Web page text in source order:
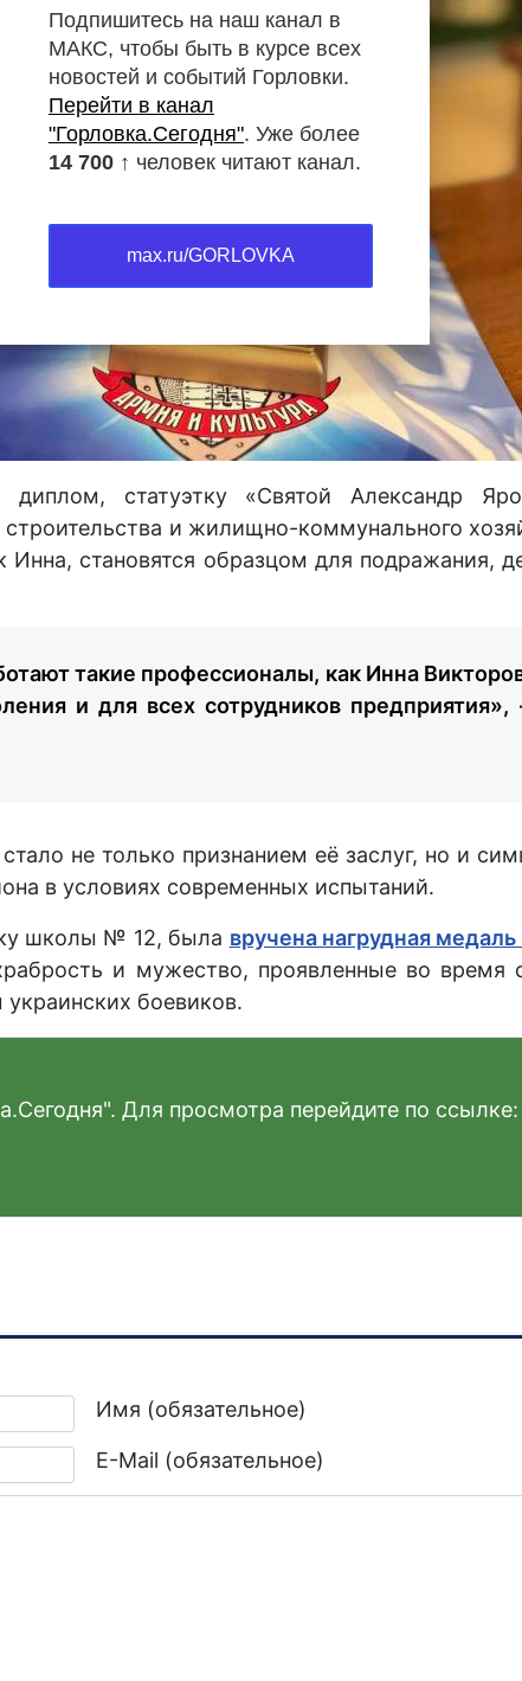
статуэтку «Святой Александр
и жилищно-коммунального
становятся образцом для подражания,
такие профессионалы, как Инна
и для всех сотрудников
не только признанием её заслуг, но и
в условиях современных испытаний.
школы № 12, была вручена нагрудная
и мужество, проявленные во время
боевиков.
Для просмотра перейдите по ссылке:
Горловку с рабочим визитом
Имя (обязательное)
E-Mail (обязательное)
Подпишитесь на наш канал в
МАКС, чтобы быть в курсе всех
новостей и событий Горловки.
Перейти в канал
"Горловка.Сегодня". Уже более
14 700 ↑ человек читают канал.
max.ru/GORLOVKA